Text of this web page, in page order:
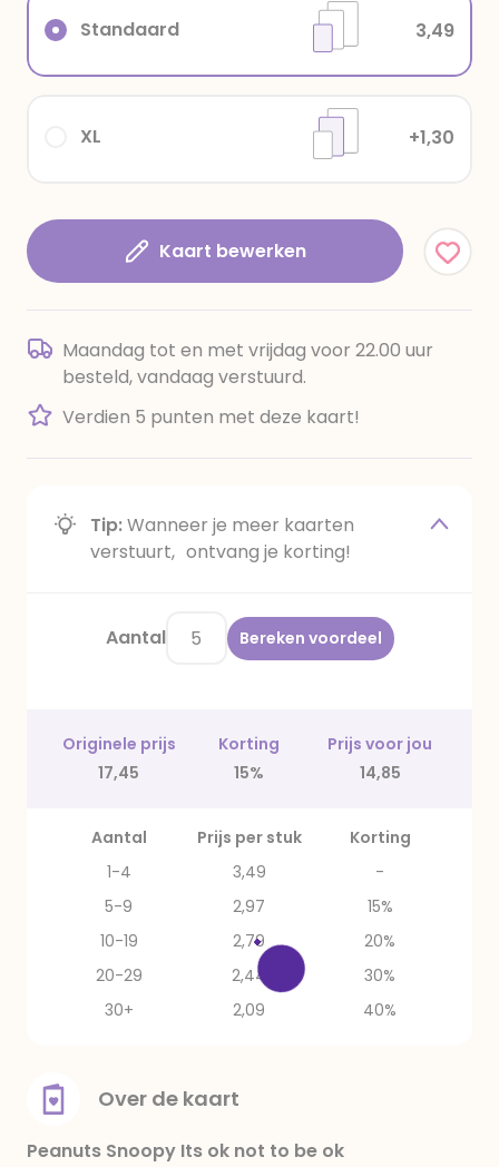
XL +1,30
Standaard 3,49
Kaart bewerken
Maandag tot en met vrijdag voor 22.00 uur
besteld, vandaag verstuurd.
Verdien 5 punten met deze kaart!
Tip:Wanneer je meer kaarten
verstuurt, ontvang je korting!
Aantal Bereken voordeel
Originele prijs Korting
Prijs voor jou
17,45
15% 14,85
Aantal Prijs per stuk
Korting
1-4
3,49
-
5-9
2,97
15%
10-19
2,79
20%
20-29
2,44
30%
30+
2,09 40%
Over de kaart
Peanuts Snoopy Its ok not to be ok